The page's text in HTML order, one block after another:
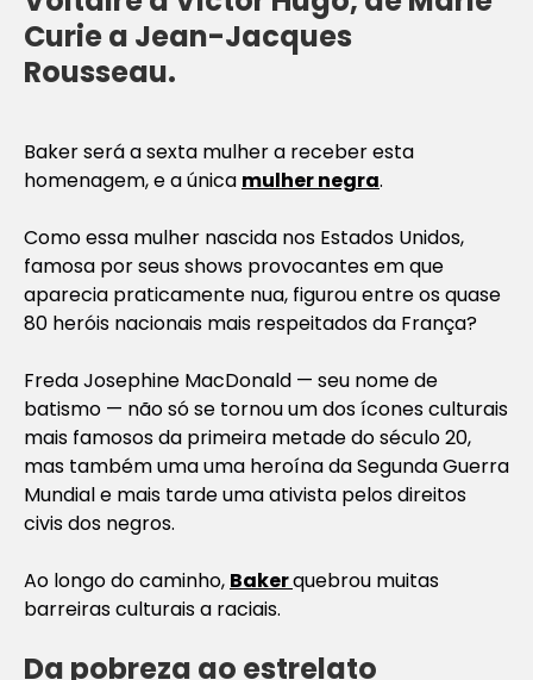
Curie a Jean-Jacques
Rousseau.
Baker será a sexta mulher a receber esta
homenagem, e a única mulher negra.
Como essa mulher nascida nos Estados Unidos,
famosa por seus shows provocantes em que
aparecia praticamente nua, figurou entre os quase
80 heróis nacionais mais respeitados da França?
Freda Josephine MacDonald — seu nome de
batismo — não só se tornou um dos ícones culturais
mais famosos da primeira metade do século 20,
mas também uma uma heroína da Segunda Guerra
Mundial e mais tarde uma ativista pelos direitos
civis dos negros.
Ao longo do caminho, Bakerquebrou muitas
barreiras culturais a raciais.
Da pobreza ao estrelato